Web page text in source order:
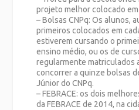
projeto melhor colocado
– Bolsas CNPq: Os alunos,
primeiros colocados em
estiverem cursando o
ensino médio, ou os de
regularmente matriculados
concorrer a quinze bolsas
Júnior do CNPq.
– FEBRACE: os dois
da FEBRACE de 2014, na